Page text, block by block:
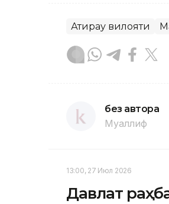
Атирау вилояти
без автора
Муаллиф
13:00, 27 Июл 2026
Давлат